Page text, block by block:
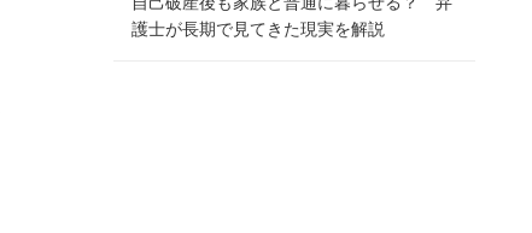
護士が長期で見てきた現実を解説